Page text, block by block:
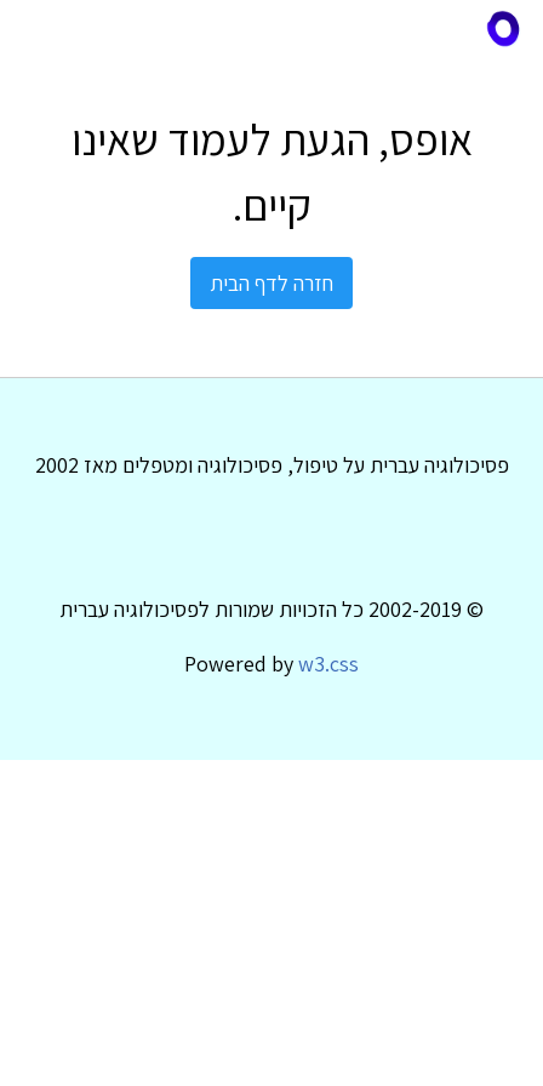
אופס, הגעת לעמוד שאינו
קיים.
חזרה לדף הבית
פסיכולוגיה עברית על טיפול, פסיכולוגיה ומטפלים מאז 2002
© 2002-2019 כל הזכויות שמורות לפסיכולוגיה עברית
Powered byw3.css